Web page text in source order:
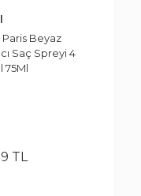
Beyaz
Saç Spreyi 4
75Ml
TL